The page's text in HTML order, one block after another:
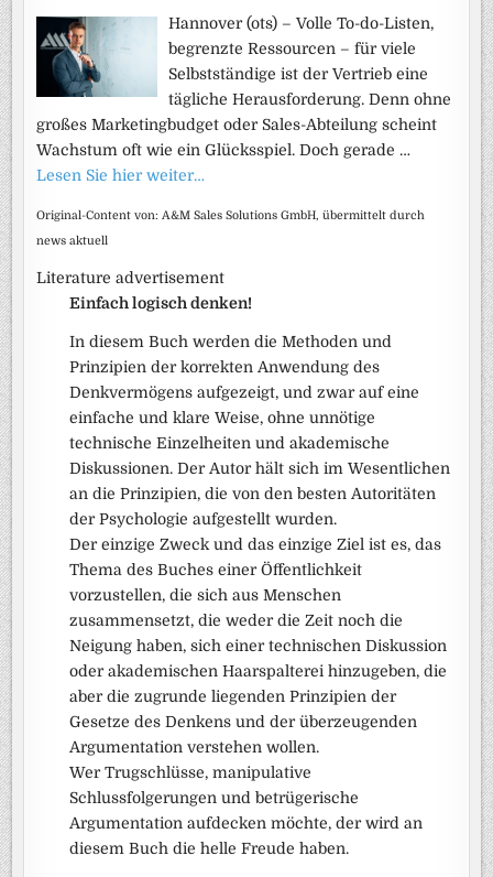
Hannover (ots) – Volle To-do-Listen,
begrenzte Ressourcen – für viele
Selbstständige ist der Vertrieb eine
tägliche Herausforderung. Denn ohne
großes Marketingbudget oder Sales-Abteilung scheint
Wachstum oft wie ein Glücksspiel. Doch gerade …
Lesen Sie hier weiter…
Original-Content von: A&M Sales Solutions GmbH, übermittelt durch
news aktuell
Literature advertisement
Einfach logisch denken!
In diesem Buch werden die Methoden und
Prinzipien der korrekten Anwendung des
Denkvermögens aufgezeigt, und zwar auf eine
einfache und klare Weise, ohne unnötige
technische Einzelheiten und akademische
Diskussionen. Der Autor hält sich im Wesentlichen
an die Prinzipien, die von den besten Autoritäten
der Psychologie aufgestellt wurden.
Der einzige Zweck und das einzige Ziel ist es, das
Thema des Buches einer Öffentlichkeit
vorzustellen, die sich aus Menschen
zusammensetzt, die weder die Zeit noch die
Neigung haben, sich einer technischen Diskussion
oder akademischen Haarspalterei hinzugeben, die
aber die zugrunde liegenden Prinzipien der
Gesetze des Denkens und der überzeugenden
Argumentation verstehen wollen.
Wer Trugschlüsse, manipulative
Schlussfolgerungen und betrügerische
Argumentation aufdecken möchte, der wird an
diesem Buch die helle Freude haben.